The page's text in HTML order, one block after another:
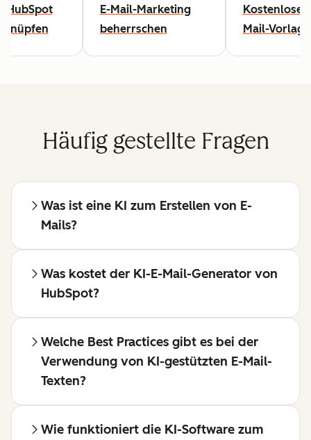
HubSpot
E-Mail-Marketing
beherrschen
Kostenlose
Mail-
Häufig gestellte Fragen
Was ist eine KI zum Erstellen von E-
Mails?
Was kostet der KI-E-Mail-Generator von
HubSpot?
Welche Best Practices gibt es bei der
Verwendung von KI-gestützten E-Mail-
Texten?
Wie funktioniert die KI-Software zum